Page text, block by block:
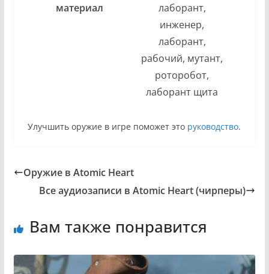
материал
лаборант,
инженер,
лаборант,
рабочий, мутант,
роторобот,
лаборант щита
Улучшить оружие в игре поможет это руководство.
Оружие в Atomic Heart
Все аудиозаписи в Atomic Heart (чирперы)
Вам также понравится